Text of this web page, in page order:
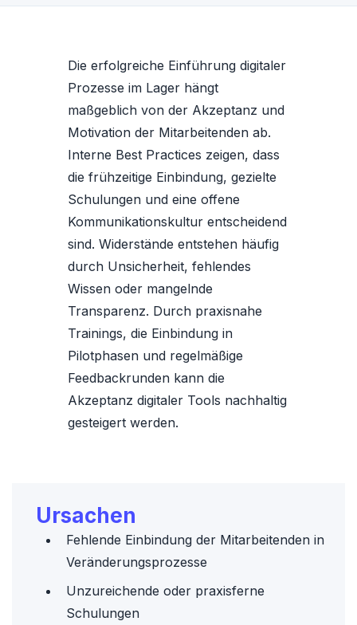
Die erfolgreiche Einführung digitaler
Prozesse im Lager hängt
maßgeblich von der Akzeptanz und
Motivation der Mitarbeitenden ab.
Interne Best Practices zeigen, dass
die frühzeitige Einbindung, gezielte
Schulungen und eine offene
Kommunikationskultur entscheidend
sind. Widerstände entstehen häufig
durch Unsicherheit, fehlendes
Wissen oder mangelnde
Transparenz. Durch praxisnahe
Trainings, die Einbindung in
Pilotphasen und regelmäßige
Feedbackrunden kann die
Akzeptanz digitaler Tools nachhaltig
gesteigert werden.
Ursachen
Fehlende Einbindung der Mitarbeitenden in
Veränderungsprozesse
Unzureichende oder praxisferne
Schulungen